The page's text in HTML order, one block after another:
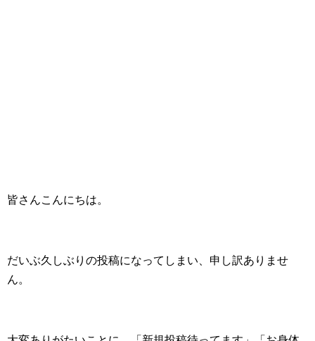
皆さんこんにちは。
だいぶ久しぶりの投稿になってしまい、申し訳ありませ
ん。